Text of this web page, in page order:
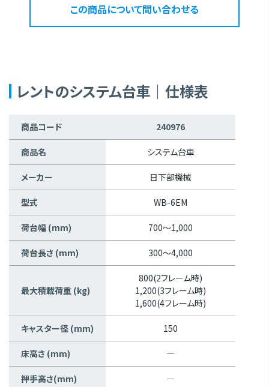
この商品について問い合わせる
レントのシステム台車｜仕様表
商品コード 240976
商品名 システム台車
メーカー 日下部機械
型式 WB-6EM
荷台幅 (mm) 700～1,000
荷台長さ (mm) 300～4,000
最大積載荷重 (kg)
800(2フレーム時)
1,200(3フレーム時)
1,600(4フレーム時)
キャスター径 (mm) 150
床高さ (mm) ―
押手高さ(mm) ―